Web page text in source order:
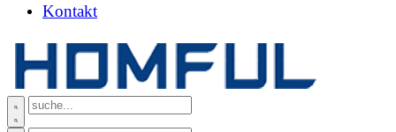
Kontakt